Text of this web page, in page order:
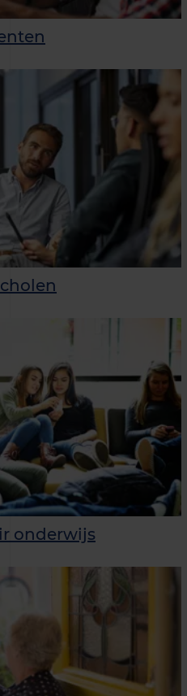
onderwijs